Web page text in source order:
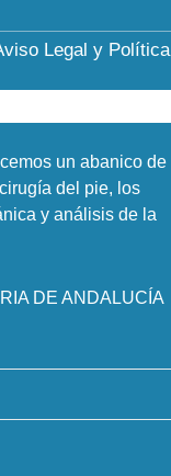
Legal y Política
un abanico de
del pie, los
y análisis de la
DE ANDALUCÍA